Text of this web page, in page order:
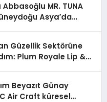
Abbasoğlu MR. TUNA
Asya’da
Güzellik Sektörüne
Plum Royale Lip &
Beyazıt Günay
Air Craft küresel